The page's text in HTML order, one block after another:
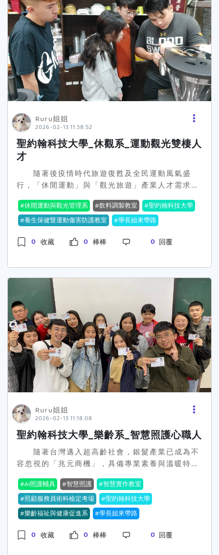
1111 畢業祭●還沒找工作的可以先看看 📊 發文說
明 由於名額有限且通過審核的校園流量玩家，
才享有獎金資格，因此發文後記得趕快回報。 點這
裡回
報： https:forms.glenANpAWZti9Gj7fMS8
在指定平台發文宣傳，發文回報需附貼文連結＋截
圖 (需有發文版位名稱)。 發文平台限定校園相關
FB社團（社團人數需超過100人）、Dcard上的學
校看版。 每篇貼文內容需具原創性且不可重複，相
同內容張貼於多個平台，僅計算一次獎金，其餘平
台不予重複計算。（文字內容相似度達80%以上，
則認定為相同內容)。 推廣同一個主題貼文，在同
個FB社團或社群重複張貼將不予計費。 為避免大
家大量發文被版主刪文、砍帳號，同個社團一天僅
限發布二則貼文。 若一篇貼文推兩個以上活動，會
以一則貼文的量來計。 貼文任務小提醒：
走正向中立風，不碰政治、宗教、歧視或罵人話
題，也不可提到其他競品。 表現方式由大使發揮！
可以是工具開箱文、心得分享、短影音介紹、活動
體驗，只要能讓人想點進來看就OK！ 記得一定要
或分享自己主帳號的貼文，小帳的貼文也是不計篇
數的哦！ 最後，不可以刪文哦~不然工作人員審稿
時找不到貼文，則不計篇數哦！ 也請參賽者自行保
留原始底稿，主辦單位不會退件。若投稿作品未達
評審得獎標準，恕不另行通知。 發文範例：
🌟 FB社團 🌟
Dcard 注意事項一、本活動由「1111人力銀
行」舉辦，主辦單位保有隨時修正、暫停或終止本
活動之權利，恕不另行通知。二、本站保有增刪及
編輯內容的權利，同時發文之作品內容不得涉及暴
力、色情、犯罪、侵犯隱私權、廣告、智慧財產權
及人身攻擊等行為，如發現上述情形者，活動主辦
單位有權刪除該篇作品，並且視為放棄參加活動之
資格。三、參加者所提供的各項資料如有與事實不
符或侵害他人權益（著作權、商標權、專利權、智
慧財產權等或違反一切法令之相關情事）之情況，
導致主辦單位遭第三人請求或告訴時，應由報名者
負擔賠償義務及相關責任。四、參加者同意因本活
動所提供之肖像、文章或影音等資料，無償、非專
屬、不限期間、適用範圍及使用方式授權主辦單位
於其經營之1111人力銀行網站
Ruru姐姐
2026-02-13 11:38:52
聖約翰科技大學_休觀系_運動觀光雙棲人
才
隨著後疫情時代旅遊復甦及全民運動風氣盛
行，「休閒運動」與「觀光旅遊」產業人才需求大
簡稱休觀系）看準市場趨勢，115學年度入學新生
將享有「4年比照國立大學收費」的超優福利，並
的生活津貼。校方期盼透過實質獎助，減輕學子經
才。 休觀系課程設計強調「動靜皆宜」，涵蓋
休閒運動與觀光管理兩大模組。在運動領域方面，
系上不僅建置「養生保健暨運動傷害防護教室」及
「步態暨動作診斷實驗室」，更搭上近年最夯的
「匹克球」熱潮。系上學生李亯和在金牌教練指導
下，不僅在國內賽事屢創佳績，更遠赴馬來西亞參
加「2025亞洲PPA公開賽」勇奪男子3.5+銀牌，
展現聖約翰學子在國際體壇的競爭力。 在觀光
餐旅領域，學校與晶華國際酒店集團（Silks
Hotel Group）等知名企業簽署產學合作，並建置
「航空模擬機艙教室」與「飲料調製教室」，讓學
模式，學生有機會前往日本、韓國、新加坡及帛琉
等地進行海外實習，畢業後可直接銜接旅行社、星
級飯店、連鎖健身俱樂部或運動中心就業，實現
「畢業即就業」的目標。 聖約翰科大表示，面
對少子化浪潮，學校選擇逆勢加碼投資學生，以優
於國立大學的收費標準與軟硬體資源，打造北台灣
最頂尖的休閒觀光人才培育基地。歡迎對運動、旅
遊、餐旅管理有熱忱的青年學子加入，在這個充滿
活力的系所中，找到屬於自己的發光舞台。【聖約
翰科大金牌教練李文田老師培育匹克球選手邁向世
http:pr.sju.edu.twcampusnews202502202502-
休閒運動與觀光管理系 飲料調製教室
聖約翰科技大學
養生保健暨運動傷害防護教室
學長姐來帶路
0 收藏 0 棒棒 0 回覆
Ruru姐姐
2026-02-13 11:18:08
聖約翰科技大學_樂齡系_智慧照護心職人
隨著台灣邁入超高齡社會，銀髮產業已成為不
容忽視的「兆元商機」，具備專業素養與溫暖特質
祉與健康促進系（簡稱樂齡系）洞察產業趨勢，為
鼓勵更多青年學子投身這項充滿愛與希望的志業，
115學年度入學新生將全面比照「國立科技大學收
費標準」，並加碼提供4年全額免住宿費及每年新
臺幣3.5萬元的生活津貼。校方期盼透過最實質的
AI照護輔具 智慧照護
智慧實作教室
照顧服務員術科檢定考場
聖約翰科技大學
樂齡福祉與健康促進系
學長姐來帶路
0 收藏 0 棒棒 0 回覆